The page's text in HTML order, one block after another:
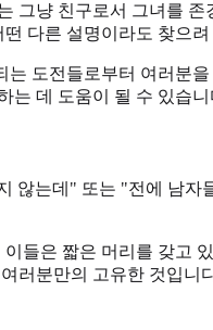
그냥 친구로서 그녀를
다른 설명이라도 찾으
도전들로부터 여러분
는 데 도움이 될 수 있습니
않는데" 또는 "전에 남자
들은 짧은 머리를 갖고
러분만의 고유한 것입니